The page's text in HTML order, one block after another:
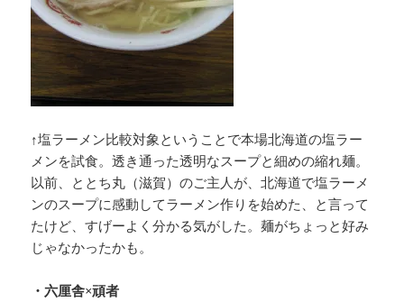
↑塩ラーメン比較対象ということで本場北海道の塩ラー
メンを試食。透き通った透明なスープと細めの縮れ麺。
以前、ととち丸（滋賀）のご主人が、北海道で塩ラーメ
ンのスープに感動してラーメン作りを始めた、と言って
たけど、すげーよく分かる気がした。麺がちょっと好み
じゃなかったかも。
・六厘舎×頑者